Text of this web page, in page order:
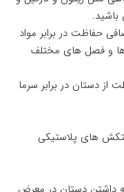
حفاظت در برابر مواد
ها و فصل های مختلف
دستان در برابر سرما
های پلاستیکی